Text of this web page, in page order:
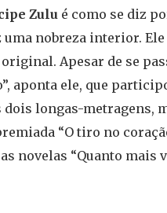
Zulu é como se diz
nobreza interior.
Apesar de se
aponta ele, que
longas-metragens,
“O tiro no
novelas “Quanto mais